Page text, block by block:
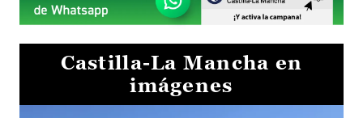
Castilla-La Mancha en
imágenes